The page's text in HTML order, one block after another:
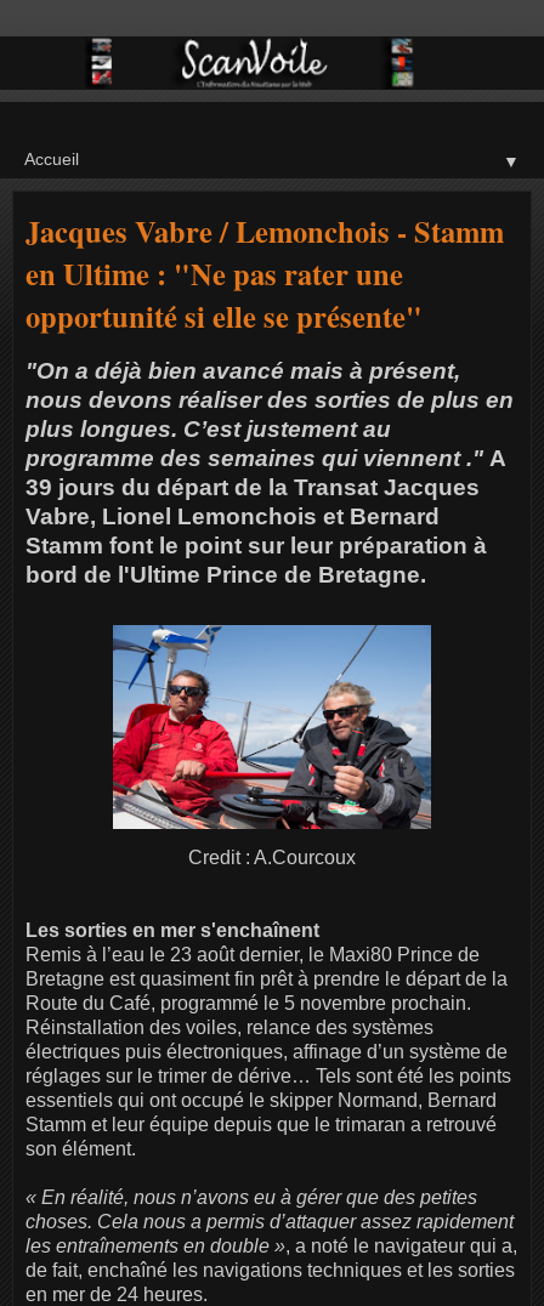
▼
Jacques Vabre / Lemonchois - Stamm
en Ultime : "Ne pas rater une
opportunité si elle se présente"
"On a déjà bien avancé mais à présent,
nous devons réaliser des sorties de plus en
plus longues. C’est justement au
programme des semaines qui viennent ." A
39 jours du départ de la Transat Jacques
Vabre, Lionel Lemonchois et Bernard
Stamm font le point sur leur préparation à
bord de l'Ultime Prince de Bretagne.
Credit : A.Courcoux
Les sorties en mer s'enchaînent
Remis à l’eau le 23 août dernier, le Maxi80 Prince de
Bretagne est quasiment fin prêt à prendre le départ de la
Route du Café, programmé le 5 novembre prochain.
Réinstallation des voiles, relance des systèmes
électriques puis électroniques, affinage d’un système de
réglages sur le trimer de dérive… Tels sont été les points
essentiels qui ont occupé le skipper Normand, Bernard
Stamm et leur équipe depuis que le trimaran a retrouvé
son élément.
« En réalité, nous n’avons eu à gérer que des petites
choses. Cela nous a permis d’attaquer assez rapidement
les entraînements en double », a noté le navigateur qui a,
de fait, enchaîné les navigations techniques et les sorties
en mer de 24 heures.